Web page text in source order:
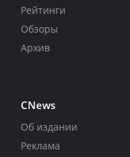
Рейтинги
Обзоры
Архив
CNews
Об издании
Реклама